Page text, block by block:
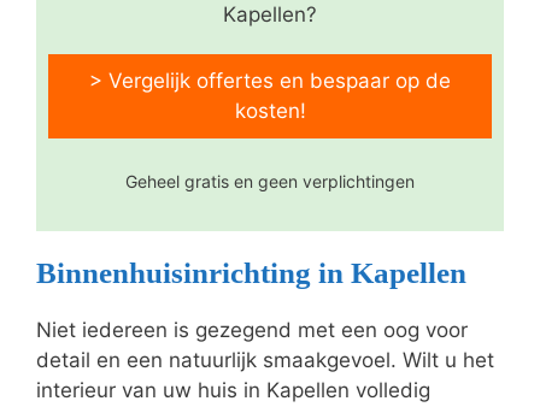
Kapellen?
> Vergelijk offertes en bespaar op de
kosten!
Geheel gratis en geen verplichtingen
Binnenhuisinrichting in Kapellen
Niet iedereen is gezegend met een oog voor
detail en een natuurlijk smaakgevoel. Wilt u het
interieur van uw huis in Kapellen volledig